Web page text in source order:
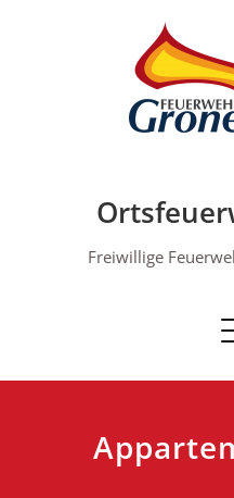
Freiwillige